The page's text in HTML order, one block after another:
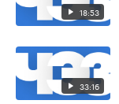
18:53
33:16